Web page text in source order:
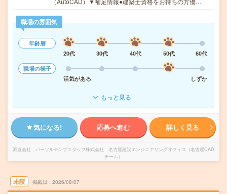
職場の雰囲気
年齢層
20代
30代 40代 50代
60代
職場の様子
活気がある
しずか
もっと見る
気になる! 応募へ進む 詳しく見る
派遣会社
パーソルテンプスタッフ株式会社 名古屋建設エンジニアリングオフィス（名古屋CAD
チーム）
未読 掲載日 2026/08/07